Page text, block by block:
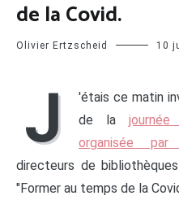
de la Covid.
Olivier Ertzscheid 10
J
'étais ce matin
de la
organisée par
directeurs de
"Former au temps de la